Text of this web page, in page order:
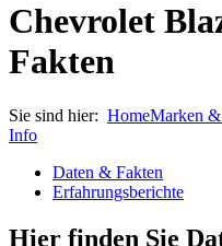
Chevrolet
Fakten
Sie sind hier: HomeMarken
Info
Daten & Fakten
Erfahrungsberichte
Hier finden Sie